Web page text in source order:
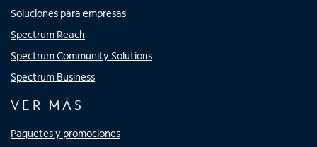
Soluciones para empresas
Spectrum Reach
Spectrum Community Solutions
Spectrum Business
VER MÁS
Paquetes y promociones